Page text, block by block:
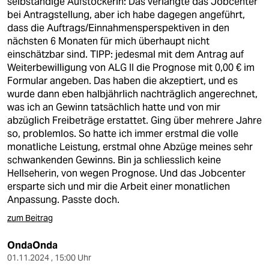
bei Antragstellung, aber ich habe dagegen angeführt,
dass die Auftrags/Einnahmensperspektiven in den
nächsten 6 Monaten für mich überhaupt nicht
einschätzbar sind. TIPP: jedesmal mit dem Antrag auf
Weiterbewilligung von ALG II die Prognose mit 0,00 € im
Formular angeben. Das haben die akzeptiert, und es
wurde dann eben halbjährlich nachträglich angerechnet,
was ich an Gewinn tatsächlich hatte und von mir
abzüglich Freibeträge erstattet. Ging über mehrere Jahre
so, problemlos. So hatte ich immer erstmal die volle
monatliche Leistung, erstmal ohne Abzüge meines sehr
schwankenden Gewinns. Bin ja schliesslich keine
Hellseherin, von wegen Prognose. Und das Jobcenter
ersparte sich und mir die Arbeit einer monatlichen
Anpassung. Passte doch.
zum Beitrag
OndaOnda
01.11.2024 , 15:00 Uhr